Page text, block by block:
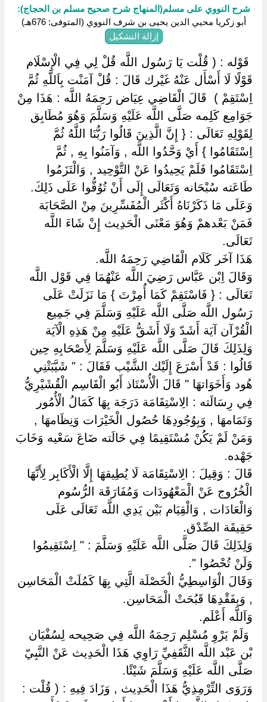
شرح النووي على مسلم(المنهاج شرح صحيح مسلم بن الحجاج):
أبو زكريا محيي الدين يحيى بن شرف النووي (المتوفى: 676هـ)
إزالة التشكيل
‏ ‏قَوْله : ( قُلْت يَا رَسُول اللَّه قُلْ لِي فِي الْإِسْلَام
قَوْلًا لَا أَسْأَل عَنْهُ غَيْرك قَالَ : قُلْ آمَنْت بِاَللَّهِ ثُمَّ
اِسْتَقِمْ ) ‏ ‏قَالَ الْقَاضِي عِيَاض رَحِمَهُ اللَّه : هَذَا مِنْ
جَوَامِع كَلِمه صَلَّى اللَّه عَلَيْهِ وَسَلَّمَ وَهُوَ مُطَابِق
لِقَوْلِهِ تَعَالَى : { إِنَّ الَّذِينَ قَالُوا رَبُّنَا اللَّهُ ثُمَّ
اِسْتَقَامُوا } أَيْ وَحَّدُوا اللَّه , وَآمَنُوا بِهِ , ثُمَّ
اِسْتَقَامُوا فَلَمْ يَحِيدُوا عَنْ التَّوْحِيد , وَالْتَزَمُوا
طَاعَته سُبْحَانه وَتَعَالَى إِلَى أَنْ تُوُفُّوا عَلَى ذَلِكَ.
وَعَلَى مَا ذَكَرْنَاهُ أَكْثَر الْمُفَسِّرِينَ مِنْ الصَّحَابَة
فَمَنْ بَعْدهمْ وَهُوَ مَعْنَى الْحَدِيث إِنْ شَاءَ اللَّه
تَعَالَى.
هَذَا آخَر كَلَام الْقَاضِي رَحِمَهُ اللَّه.
وَقَالَ اِبْن عَبَّاس رَضِيَ اللَّه عَنْهُمَا فِي قَوْل اللَّه
تَعَالَى : { فَاسْتَقِمْ كَمَا أُمِرْتَ } مَا نَزَلَتْ عَلَى
رَسُول اللَّه صَلَّى اللَّه عَلَيْهِ وَسَلَّمَ فِي جَمِيع
الْقُرْآن آيَة أَشَدّ وَلَا أَشَقُّ عَلَيْهِ مِنْ هَذِهِ الْآيَة
وَلِذَلِكَ قَالَ صَلَّى اللَّه عَلَيْهِ وَسَلَّمَ لِأَصْحَابِهِ حِين
قَالُوا : قَدْ أَسْرَعَ إِلَيْك الشَّيْب فَقَالَ : " شَيَّبَتْنِي
هُود وَأَخَوَاتهَا " قَالَ الْأُسْتَاذ أَبُو الْقَاسِم الْقُشَيْرِيُّ
فِي رِسَالَته : الِاسْتِقَامَة دَرَجَة بِهَا كَمَالُ الْأُمُور
وَتَمَامهَا , وَبِوُجُودِهَا حُصُول الْخَيْرَات وَنِظَامهَا ,
وَمَنْ لَمْ يَكُنْ مُسْتَقِيمًا فِي حَالَته ضَاعَ سَعْيه وَخَابَ
جَهْده.
قَالَ : وَقِيلَ : الِاسْتِقَامَة لَا يُطِيقهَا إِلَّا الْأَكَابِر لِأَنَّهَا
الْخُرُوج عَنْ الْمَعْهُودَات وَمُفَارَقَة الرُّسُوم
وَالْعَادَات , وَالْقِيَام بَيْن يَدِي اللَّه تَعَالَى عَلَى
حَقِيقَة الصِّدْق.
وَلِذَلِكَ قَالَ صَلَّى اللَّه عَلَيْهِ وَسَلَّمَ : " اِسْتَقِيمُوا
وَلَنْ تُحْصُوا ".
وَقَالَ الْوَاسِطِيُّ الْخَصْلَة الَّتِي بِهَا كَمُلَتْ الْمَحَاسِن
, وَبِفَقْدِهَا قَبُحَتْ الْمَحَاسِن.
وَاَللَّه أَعْلَم.
‏ ‏وَلَمْ يَرْوِ مُسْلِم رَحِمَهُ اللَّه فِي صَحِيحه لِسُفْيَان
بْن عَبْد اللَّه الثَّقَفِيِّ رَاوِي هَذَا الْحَدِيث عَنْ النَّبِيّ
صَلَّى اللَّه عَلَيْهِ وَسَلَّمَ شَيْئًا.
وَرَوَى التِّرْمِذِيُّ هَذَا الْحَدِيث , وَزَادَ فِيهِ : ( قُلْت :